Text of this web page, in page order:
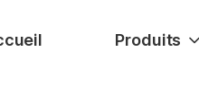
Produits